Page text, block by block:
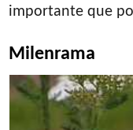
importante que
Milenrama